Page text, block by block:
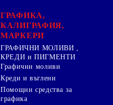
ГРАФИКА,
КАЛИГРАФИЯ,
МАРКЕРИ
ГРАФИЧНИ МОЛИВИ ,
КРЕДИ и ПИГМЕНТИ
Графични моливи
Креди и въглени
Помощни средства за
графика